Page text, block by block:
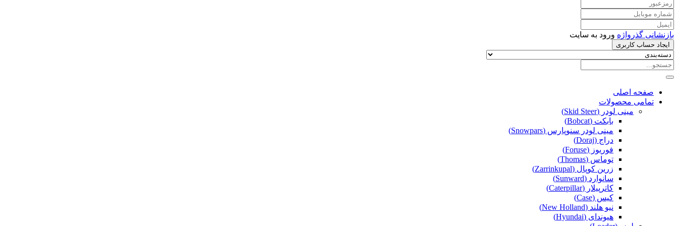
بازنشانی گذرواژه ورود به سایت
ایجاد حساب کاربری
صفحه اصلی
تمامی محصولات
مینی لودر (Skid Steer)
بابکت (Bobcat)
مینی لودر سنوپارس (Snowpars)
دراج (Doraj)
فوریوز (Foruse)
توماس (Thomas)
زرین کوپال (Zarrinkupal)
سانوارد (Sunward)
کاترپیلار (Caterpillar)
کیس (Case)
نیو هلند (New Holland)
هیوندای (Hyundai)